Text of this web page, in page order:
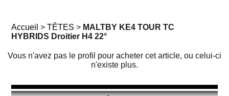
Accueil >TÊTES > MALTBY KE4 TOUR TC
HYBRIDS Droitier H4 22°
Vous n'avez pas le profil pour acheter cet article, ou celui-ci
n'existe plus.